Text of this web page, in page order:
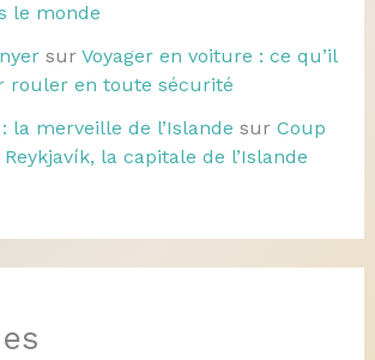
le monde
sur Voyager en voiture : ce qu’il
rouler en toute sécurité
la merveille de l’Islande sur Coup
la capitale de l’Islande